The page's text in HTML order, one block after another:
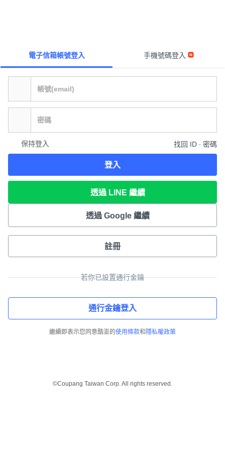
電子信箱帳號登入 手機號碼登入
保持登入 找回 ID ∙ 密碼
登入
透過 LINE 繼續
透過 Google 繼續
註冊
若你已設置通行金鑰
通行金鑰登入
繼續即表示您同意酷澎的使用條款和 隱私權政策
©Coupang Taiwan Corp. All rights reserved.